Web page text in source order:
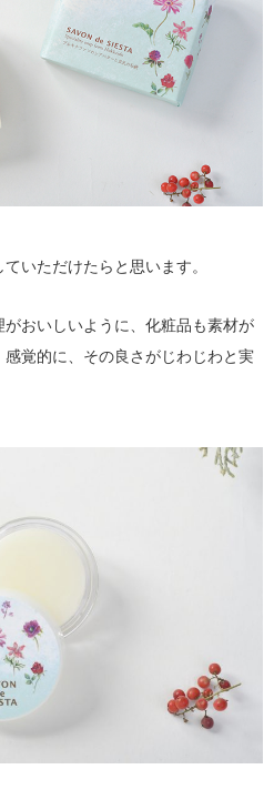
いただけたらと思います。
おいしいように、化粧品も素材が
覚的に、その良さがじわじわと実